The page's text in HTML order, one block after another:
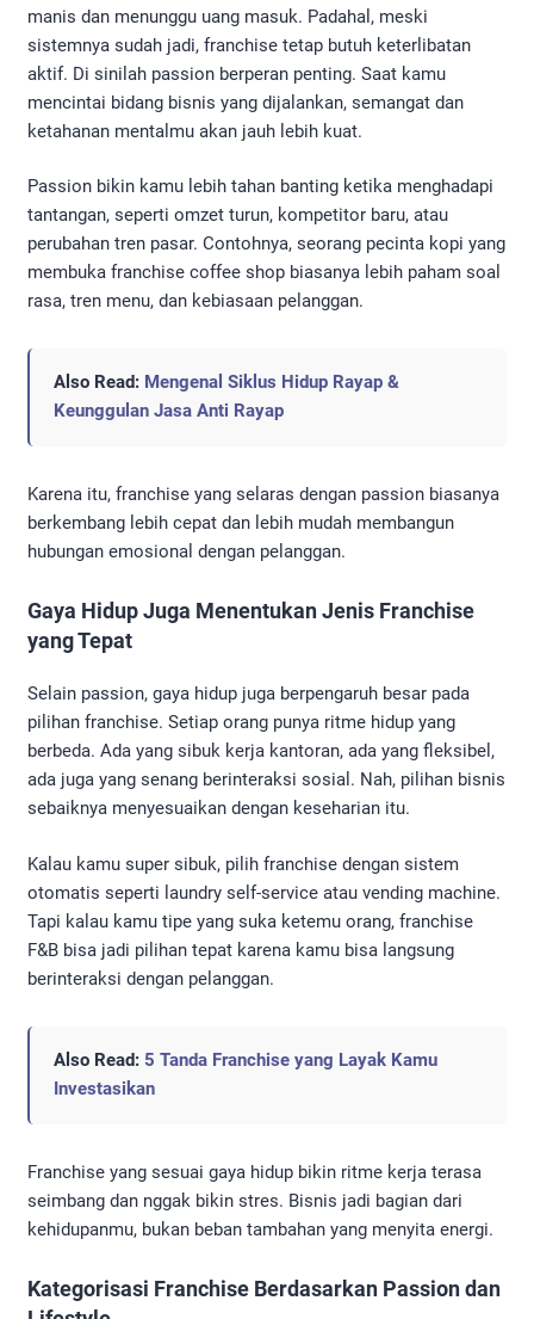
manis dan menunggu uang masuk. Padahal, meski
sistemnya sudah jadi, franchise tetap butuh keterlibatan
aktif. Di sinilah passion berperan penting. Saat kamu
mencintai bidang bisnis yang dijalankan, semangat dan
ketahanan mentalmu akan jauh lebih kuat.
Passion bikin kamu lebih tahan banting ketika menghadapi
tantangan, seperti omzet turun, kompetitor baru, atau
perubahan tren pasar. Contohnya, seorang pecinta kopi yang
membuka franchise coffee shop biasanya lebih paham soal
rasa, tren menu, dan kebiasaan pelanggan.
Also Read: Mengenal Siklus Hidup Rayap &
Keunggulan Jasa Anti Rayap
Karena itu, franchise yang selaras dengan passion biasanya
berkembang lebih cepat dan lebih mudah membangun
hubungan emosional dengan pelanggan.
Gaya Hidup Juga Menentukan Jenis Franchise
yang Tepat
Selain passion, gaya hidup juga berpengaruh besar pada
pilihan franchise. Setiap orang punya ritme hidup yang
berbeda. Ada yang sibuk kerja kantoran, ada yang fleksibel,
ada juga yang senang berinteraksi sosial. Nah, pilihan bisnis
sebaiknya menyesuaikan dengan keseharian itu.
Kalau kamu super sibuk, pilih franchise dengan sistem
otomatis seperti laundry self-service atau vending machine.
Tapi kalau kamu tipe yang suka ketemu orang, franchise
F&B bisa jadi pilihan tepat karena kamu bisa langsung
berinteraksi dengan pelanggan.
Also Read: 5 Tanda Franchise yang Layak Kamu
Investasikan
Franchise yang sesuai gaya hidup bikin ritme kerja terasa
seimbang dan nggak bikin stres. Bisnis jadi bagian dari
kehidupanmu, bukan beban tambahan yang menyita energi.
Kategorisasi Franchise Berdasarkan Passion dan